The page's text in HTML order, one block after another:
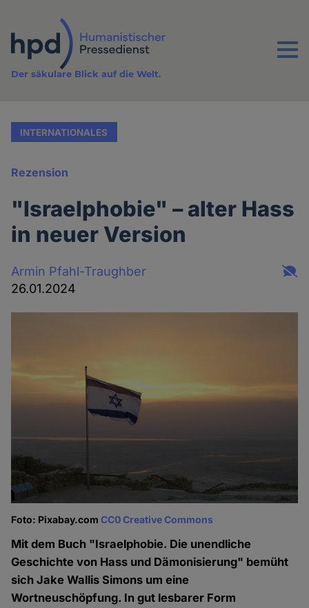
Inhalt
Menu
Der säkulare Blick auf die Welt.
INTERNATIONALES
Rezension
"Israelphobie" – alter Hass
in neuer Version
Armin Pfahl-Traughber
26.01.2024
Foto: Pixabay.comCC0 Creative Commons
Mit dem Buch "Israelphobie. Die unendliche
Geschichte von Hass und Dämonisierung" bemüht
sich Jake Wallis Simons um eine
Wortneuschöpfung. In gut lesbarer Form